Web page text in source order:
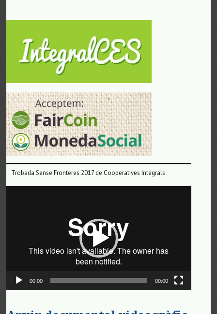
Trobada Sense Fronteres 2017 de Cooperatives Integrals
00:00 00:00